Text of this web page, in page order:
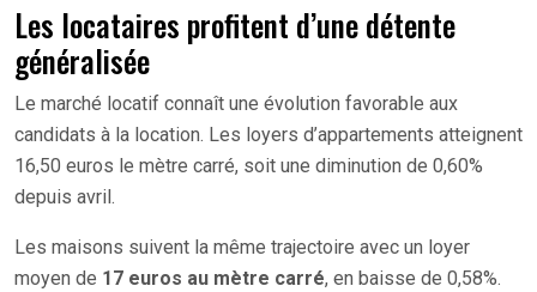
Les locataires profitent d’une détente
généralisée
Le marché locatif connaît une évolution favorable aux
candidats à la location. Les loyers d’appartements atteignent
16,50 euros le mètre carré, soit une diminution de 0,60%
depuis avril.
Les maisons suivent la même trajectoire avec un loyer
moyen de 17 euros au mètre carré, en baisse de 0,58%.